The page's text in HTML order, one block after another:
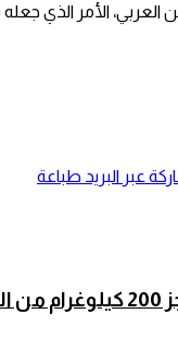
العربي، الأمر
عبر البريد طباعة